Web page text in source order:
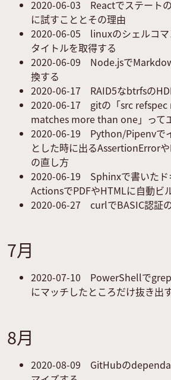
2020-06-03
Reactでステート
に試すこととその理由
2020-06-05
linuxのシェルコ
タイトルを取得する
2020-06-09
Node.jsで
換する
2020-06-17
RAID5なbtrfsの
2020-06-17
gitの「src
matches more than one」って
2020-06-19
Python/Pipenvで
とした時に出るAssertionError
の直し方
2020-06-19
Sphinxで書いた
ActionsでPDFやHTMLに自動ビ
2020-06-27
curlでBASIC認証
7月
2020-07-10
PowerShellで
にマッチしたところだけ抜き出
8月
2020-08-09
GitHubの